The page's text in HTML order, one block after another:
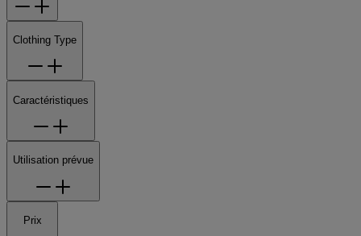
Clothing Type
Caractéristiques
Utilisation prévue
Prix